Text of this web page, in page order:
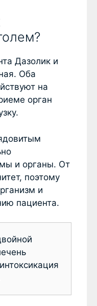
Дазолик и
Оба
на
орган
и органы. От
поэтому
и
пациента.